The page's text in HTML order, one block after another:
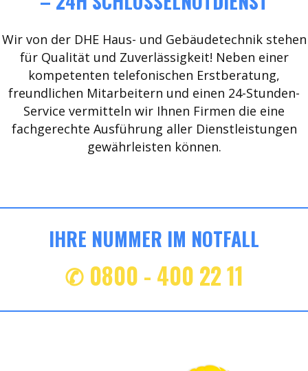
Wir von der DHE Haus- und Gebäudetechnik stehen
für Qualität und Zuverlässigkeit! Neben einer
kompetenten telefonischen Erstberatung,
freundlichen Mitarbeitern und einen 24-Stunden-
Service vermitteln wir Ihnen Firmen die eine
fachgerechte Ausführung aller Dienstleistungen
gewährleisten können.
IHRE NUMMER IM NOTFALL
✆ 0800 - 400 22 11